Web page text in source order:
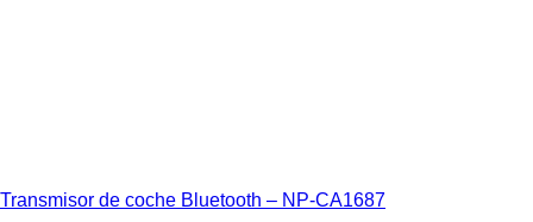
Transmisor de coche Bluetooth – NP-CA1687